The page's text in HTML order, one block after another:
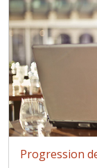
Progression